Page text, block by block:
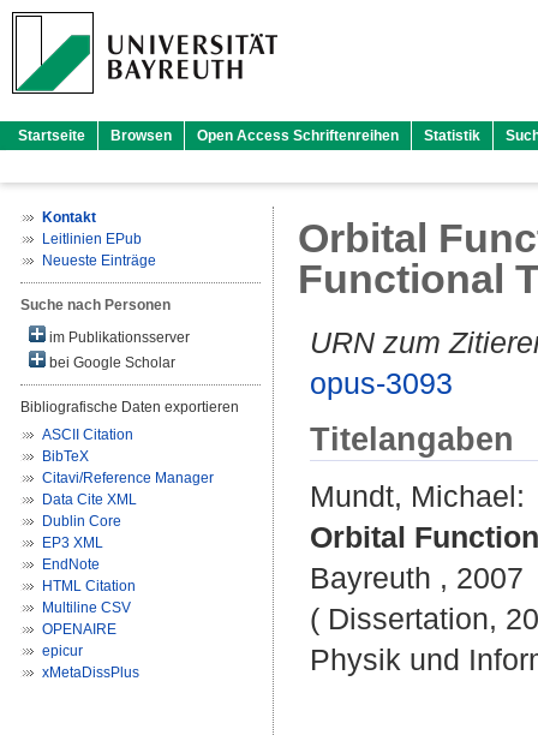
Startseite Browsen Open Access Schriftenreihen Statistik
Kontakt
Leitlinien EPub
Neueste Einträge
Suche nach Personen
im Publikationsserver
bei Google Scholar
Bibliografische Daten exportieren
ASCII Citation
BibTeX
Citavi/Reference Manager
Data Cite XML
Dublin Core
EP3 XML
EndNote
HTML Citation
Multiline CSV
OPENAIRE
epicur
xMetaDissPlus
Orbital
Functional
URN zum
opus-3093
Titelangaben
Mundt, Michael:
Orbital
Bayreuth , 2007
( Dissertation,
Physik und